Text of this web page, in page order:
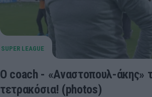
Ο coach - «Αναστοπουλ-άκης»
τετρακόσια! (photos)